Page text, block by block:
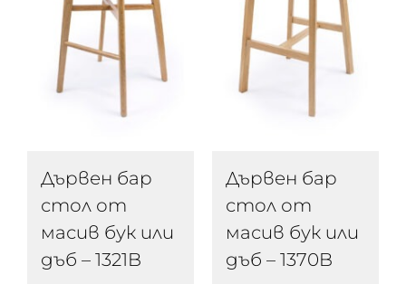
Дървен бар
стол от
масив бук или
дъб – 1321B
Дървен бар
стол от
масив бук или
дъб – 1370B